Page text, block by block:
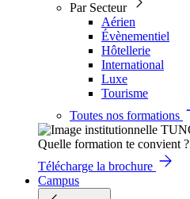
Par Secteur
Aérien
Évènementiel
Hôtellerie
International
Luxe
Tourisme
Toutes nos formations
Quelle formation te convient ?
Télécharge la brochure
Campus